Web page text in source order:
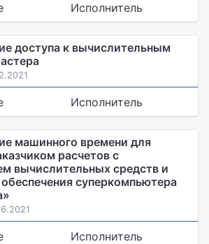
Исполнитель
доступа к вычислительным
Исполнитель
машинного времени для
расчетов с
вычислительных средств и
суперкомпьютера
Исполнитель